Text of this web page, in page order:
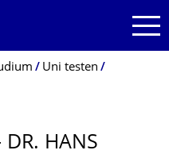
Uni testen
DR. HANS